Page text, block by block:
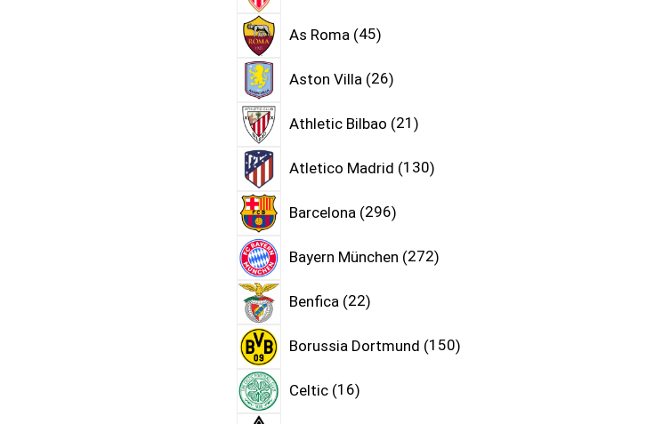
As Roma 45
Aston Villa 26
Athletic Bilbao 21
Atletico Madrid 130
Barcelona 296
Bayern München 272
Benfica 22
Borussia Dortmund 150
Celtic 16